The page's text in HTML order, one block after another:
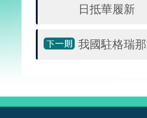
日抵華履新
我國駐格瑞